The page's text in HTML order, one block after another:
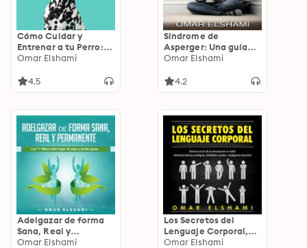
Cómo Cuidar y
Entrenar a tu Perro:
Educar a tu Cachorro
Omar Elshami
4.5
Síndrome de
Asperger: Una guía
completa para
tratar el síndrome de
Omar Elshami
4.2
Adelgazar de forma
Sana, Real y
Permanente: Los 11
Omar Elshami
Los Secretos del
Lenguaje Corporal,
Dominar el Arte de la
Omar Elshami